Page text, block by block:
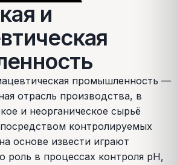
и
промышленность —
отрасль производства, в
и неорганическое сырьё
контролируемых
основе извести играют
роль в процессах контроля pH,